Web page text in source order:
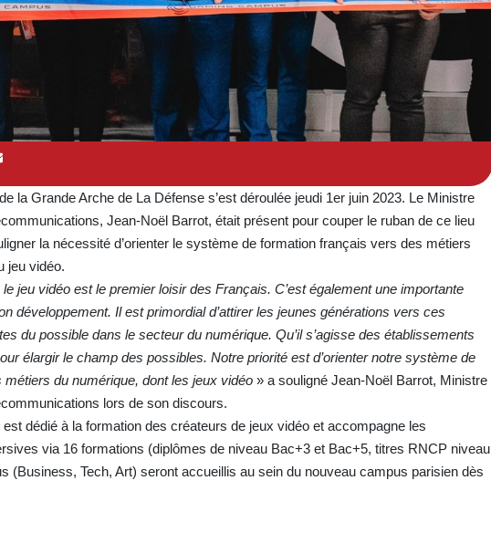
la Grande Arche de La Défense s’est déroulée jeudi 1er juin 2023. Le Ministre
Jean-Noël Barrot, était présent pour couper le ruban de ce lieu
la nécessité d’orienter le système de formation français vers des métiers
jeu vidéo.
jeu vidéo est le premier loisir des Français. C’est également une importante
développement. Il est primordial d’attirer les jeunes générations vers ces
du possible dans le secteur du numérique. Qu’il s’agisse des établissements
élargir le champ des possibles. Notre priorité est d’orienter notre système de
métiers du numérique, dont les jeux vidéo» a souligné Jean-Noël Barrot, Ministre
lors de son discours.
dédié à la formation des créateurs de jeux vidéo et accompagne les
via 16 formations (diplômes de niveau Bac+3 et Bac+5, titres RNCP niveau
(Business, Tech, Art) seront accueillis au sein du nouveau campus parisien dès